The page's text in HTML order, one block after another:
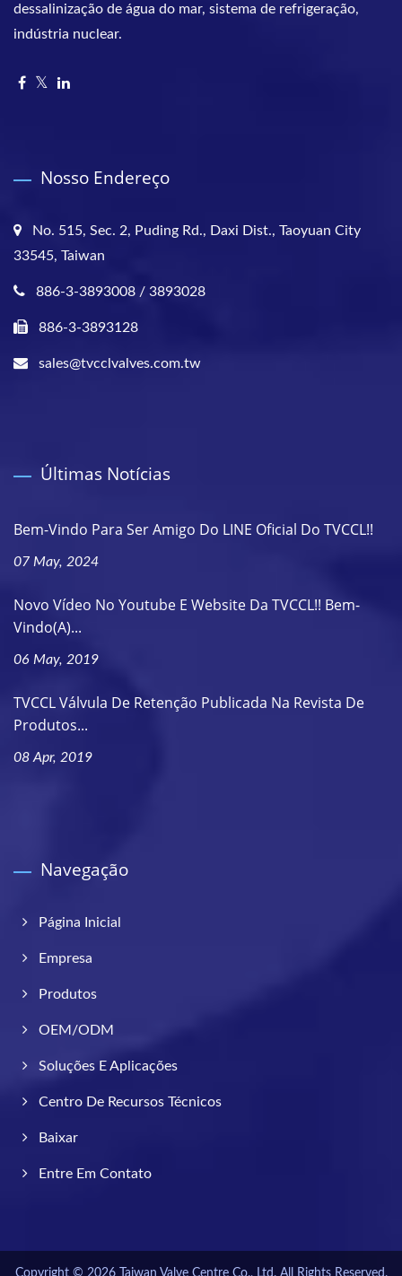
dessalinização de água do mar, sistema de refrigeração,
indústria nuclear.
Nosso Endereço
No. 515, Sec. 2, Puding Rd., Daxi Dist., Taoyuan City
33545, Taiwan
886-3-3893008 / 3893028
886-3-3893128
sales@tvcclvalves.com.tw
Últimas Notícias
Bem-Vindo Para Ser Amigo Do LINE Oficial Do TVCCL!!
07 May, 2024
Novo Vídeo No Youtube E Website Da TVCCL!! Bem-
Vindo(a)...
06 May, 2019
TVCCL Válvula De Retenção Publicada Na Revista De
Produtos...
08 Apr, 2019
Navegação
Página Inicial
Empresa
Produtos
OEM/ODM
Soluções E Aplicações
Centro De Recursos Técnicos
Baixar
Entre Em Contato
Copyright © 2026 Taiwan Valve Centre Co., Ltd.All Rights Reserved.